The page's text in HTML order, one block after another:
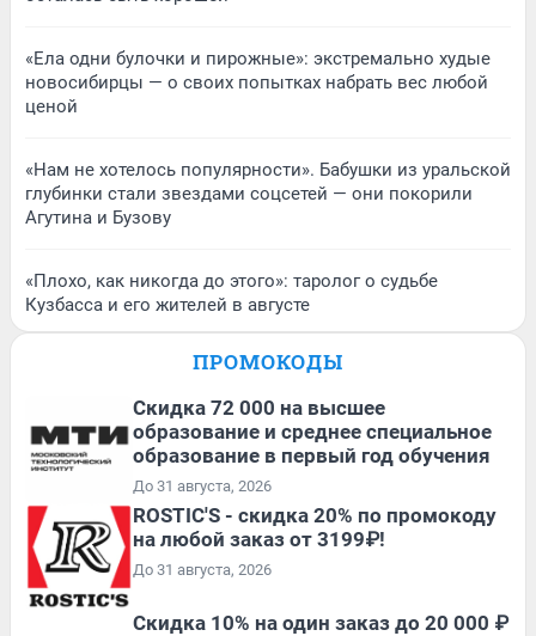
«Ела одни булочки и пирожные»: экстремально худые
новосибирцы — о своих попытках набрать вес любой
ценой
«Нам не хотелось популярности». Бабушки из уральской
глубинки стали звездами соцсетей — они покорили
Агутина и Бузову
«Плохо, как никогда до этого»: таролог о судьбе
Кузбасса и его жителей в августе
ПРОМОКОДЫ
Скидка 72 000 на высшее
образование и среднее специальное
образование в первый год обучения
До 31 августа, 2026
ROSTIC'S - скидка 20% по промокоду
на любой заказ от 3199₽!
До 31 августа, 2026
Скидка 10% на один заказ до 20 000 ₽